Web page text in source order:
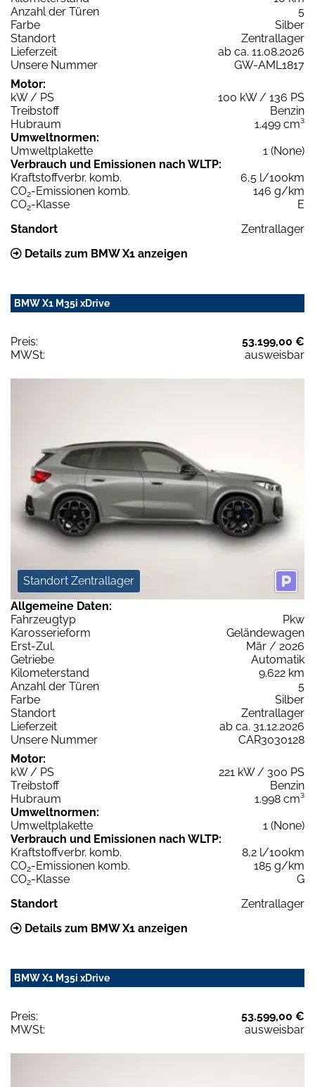
Anzahl der Türen
5
Farbe
Silber
Standort
Zentrallager
Lieferzeit
ab ca. 11.08.2026
Unsere Nummer
GW-AML1817
Motor:
kW / PS
100 kW / 136 PS
Treibstoff
Benzin
Hubraum
1.499 cm³
Umweltnormen:
Umweltplakette
1 (None)
Verbrauch und Emissionen nach WLTP:
Kraftstoffverbr. komb.
6,5 l/100km
CO2-Emissionen komb.
146 g/km
CO2-Klasse
E
Standort
Zentrallager
Details zum BMW X1 anzeigen
BMW X1 M35i xDrive
Preis:
53.199,00 €
MWSt:
ausweisbar
Standort Zentrallager
Allgemeine Daten:
Fahrzeugtyp
Pkw
Karosserieform
Geländewagen
Erst-Zul.
Mär / 2026
Getriebe
Automatik
Kilometerstand
9.622 km
Anzahl der Türen
5
Farbe
Silber
Standort
Zentrallager
Lieferzeit
ab ca. 31.12.2026
Unsere Nummer
CAR3030128
Motor:
kW / PS
221 kW / 300 PS
Treibstoff
Benzin
Hubraum
1.998 cm³
Umweltnormen:
Umweltplakette
1 (None)
Verbrauch und Emissionen nach WLTP:
Kraftstoffverbr. komb.
8,2 l/100km
CO2-Emissionen komb.
185 g/km
CO2-Klasse
G
Standort
Zentrallager
Details zum BMW X1 anzeigen
BMW X1 M35i xDrive
Preis:
53.599,00 €
MWSt:
ausweisbar